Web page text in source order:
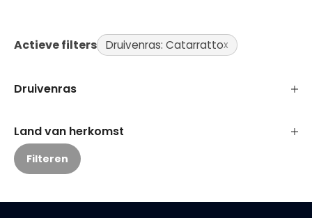
Actieve filters Druivenras: Catarratto
Druivenras
Land van herkomst
Filteren